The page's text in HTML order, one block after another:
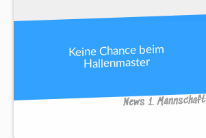
Keine Chance beim
Hallenmaster
News 1. Mannschaft